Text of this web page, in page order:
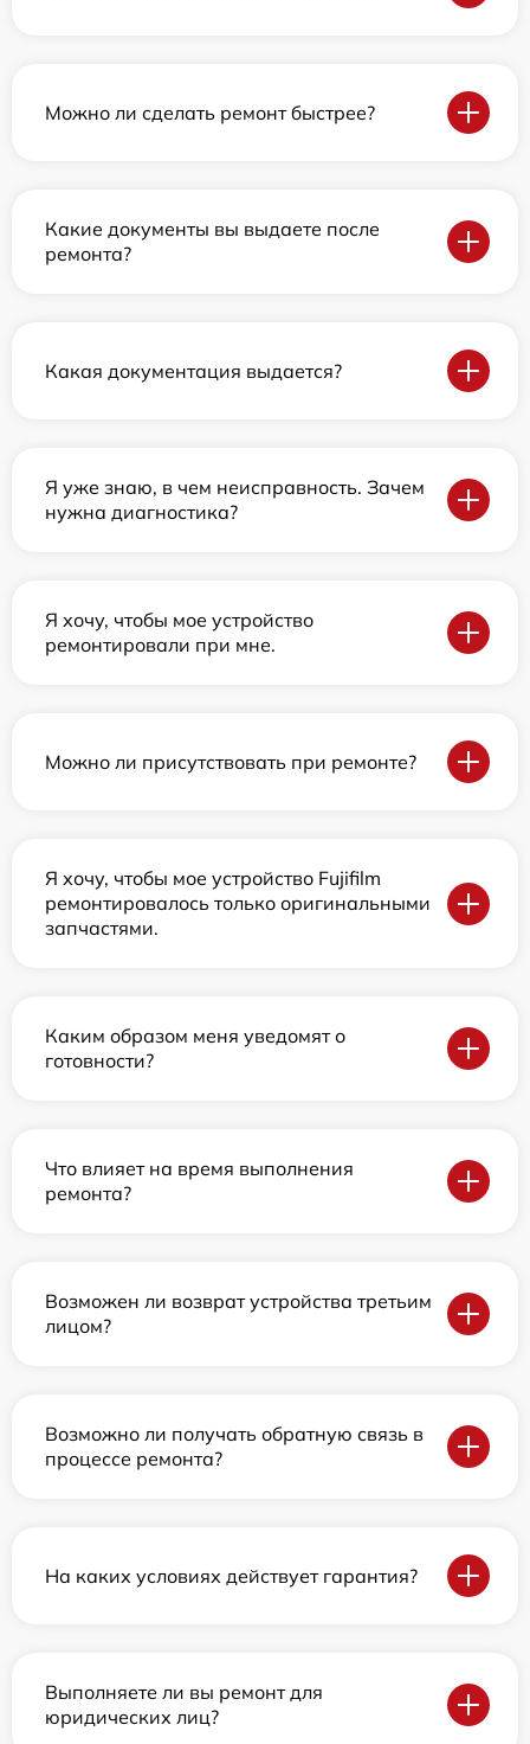
Можно ли сделать ремонт быстрее?
Какие документы вы выдаете после
ремонта?
Какая документация выдается?
Я уже знаю, в чем неисправность. Зачем
нужна диагностика?
Я хочу, чтобы мое устройство
ремонтировали при мне.
Можно ли присутствовать при ремонте?
Я хочу, чтобы мое устройство Fujifilm
ремонтировалось только оригинальными
запчастями.
Каким образом меня уведомят о
готовности?
Что влияет на время выполнения
ремонта?
Возможен ли возврат устройства третьим
лицом?
Возможно ли получать обратную связь в
процессе ремонта?
На каких условиях действует гарантия?
Выполняете ли вы ремонт для
юридических лиц?